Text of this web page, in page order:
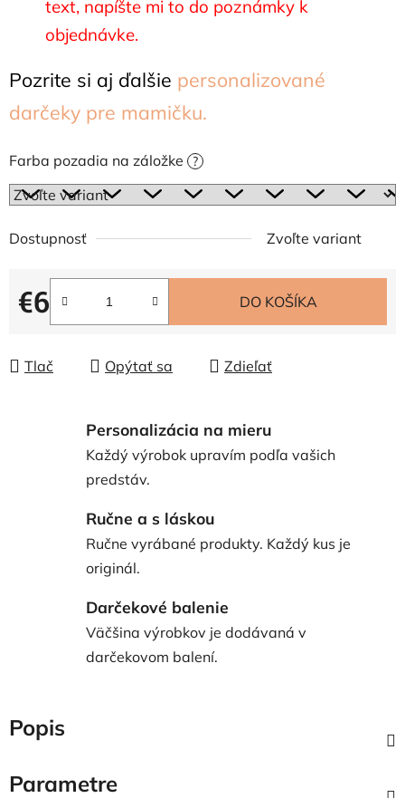
text, napíšte mi to do poznámky k
objednávke.
Pozrite si aj ďalšie personalizované
darčeky pre mamičku.
Farba pozadia na záložke ?
Dostupnosť Zvoľte variant
€6
Jednotková cena:
DO KOŠÍKA
Tlač Opýtať sa Zdieľať
Personalizácia na mieru
Každý výrobok upravím podľa vašich
predstáv.
Ručne a s láskou
Ručne vyrábané produkty. Každý kus je
originál.
Darčekové balenie
Väčšina výrobkov je dodávaná v
darčekovom balení.
Popis
Parametre